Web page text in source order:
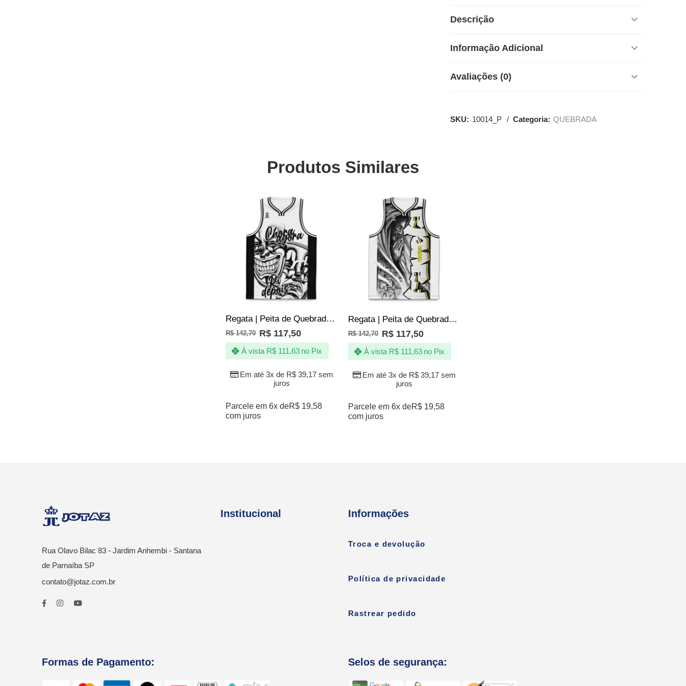
Descrição
Informação Adicional
Avaliações (0)
SKU: 10014_P Categoria: QUEBRADA
Produtos Similares
Regata | Peita de Quebrada Grafite Jotaz Masculino
R$142,70 R$ 117,50
Em até 3x de R$ 39,17 sem
juros
À vista R$111,63 no Pix
Parcele em 6x deR$ 19,58
com juros
Regata | Peita de Quebrada Grafite Jotaz Masculino
R$142,70 R$ 117,50
Em até 3x de R$ 39,17 sem
juros
À vista R$111,63 no Pix
Parcele em 6x deR$ 19,58
com juros
Rua Olavo Bilac 83 - Jardim Anhembi - Santana
de Parnaíba SP
contato@jotaz.com.br
Institucional Informações
Troca e devolução
Política de privacidade
Rastrear pedido
Formas de Pagamento: Selos de segurança: